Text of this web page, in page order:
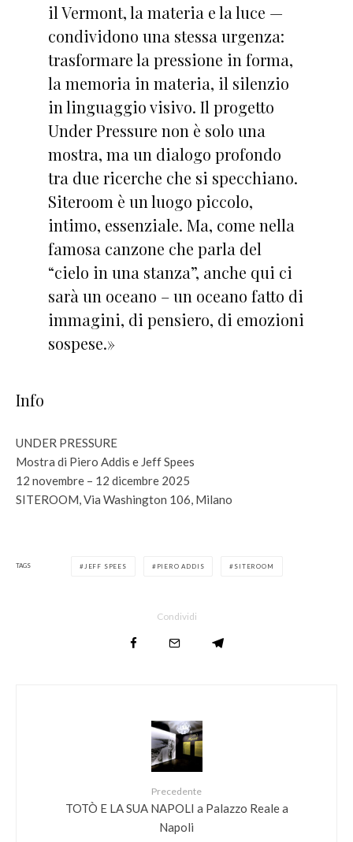
il Vermont, la materia e la luce —
condividono una stessa urgenza:
trasformare la pressione in forma,
la memoria in materia, il silenzio
in linguaggio visivo. Il progetto
Under Pressure non è solo una
mostra, ma un dialogo profondo
tra due ricerche che si specchiano.
Siteroom è un luogo piccolo,
intimo, essenziale. Ma, come nella
famosa canzone che parla del
“cielo in una stanza”, anche qui ci
sarà un oceano – un oceano fatto di
immagini, di pensiero, di emozioni
sospese.»
Info
UNDER PRESSURE
Mostra di Piero Addis e Jeff Spees
12 novembre – 12 dicembre 2025
SITEROOM, Via Washington 106, Milano
TAGS JEFF SPEES PIERO ADDIS SITEROOM
Condividi
Precedente
TOTÒ E LA SUA NAPOLI a Palazzo Reale a
Napoli